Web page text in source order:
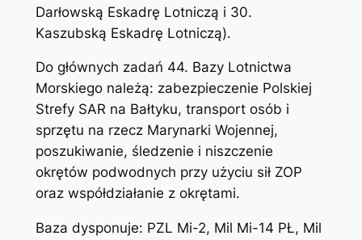
Darłowską Eskadrę Lotniczą i 30.
Kaszubską Eskadrę Lotniczą).
Do głównych zadań 44. Bazy Lotnictwa
Morskiego należą: zabezpieczenie Polskiej
Strefy SAR na Bałtyku, transport osób i
sprzętu na rzecz Marynarki Wojennej,
poszukiwanie, śledzenie i niszczenie
okrętów podwodnych przy użyciu sił ZOP
oraz współdziałanie z okrętami.
Baza dysponuje: PZL Mi-2, Mil Mi-14 PŁ, Mil